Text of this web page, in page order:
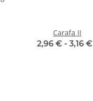
Carafa II
2,96 € - 3,16 €